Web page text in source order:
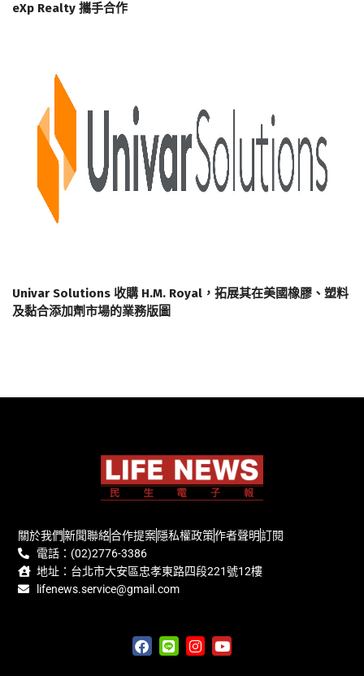
eXp Realty 攜手合作
Univar Solutions 收購 H.M. Royal，拓展其在美國橡膠、塑料
及黏合添加劑市場的業務版圖
關於我們新聞聯絡合作提案隱私權政策作者聲明訂閱
電話：(02)2776-3386
地址：台北市大安區忠孝東路四段221號12樓
lifenews.service@gmail.com